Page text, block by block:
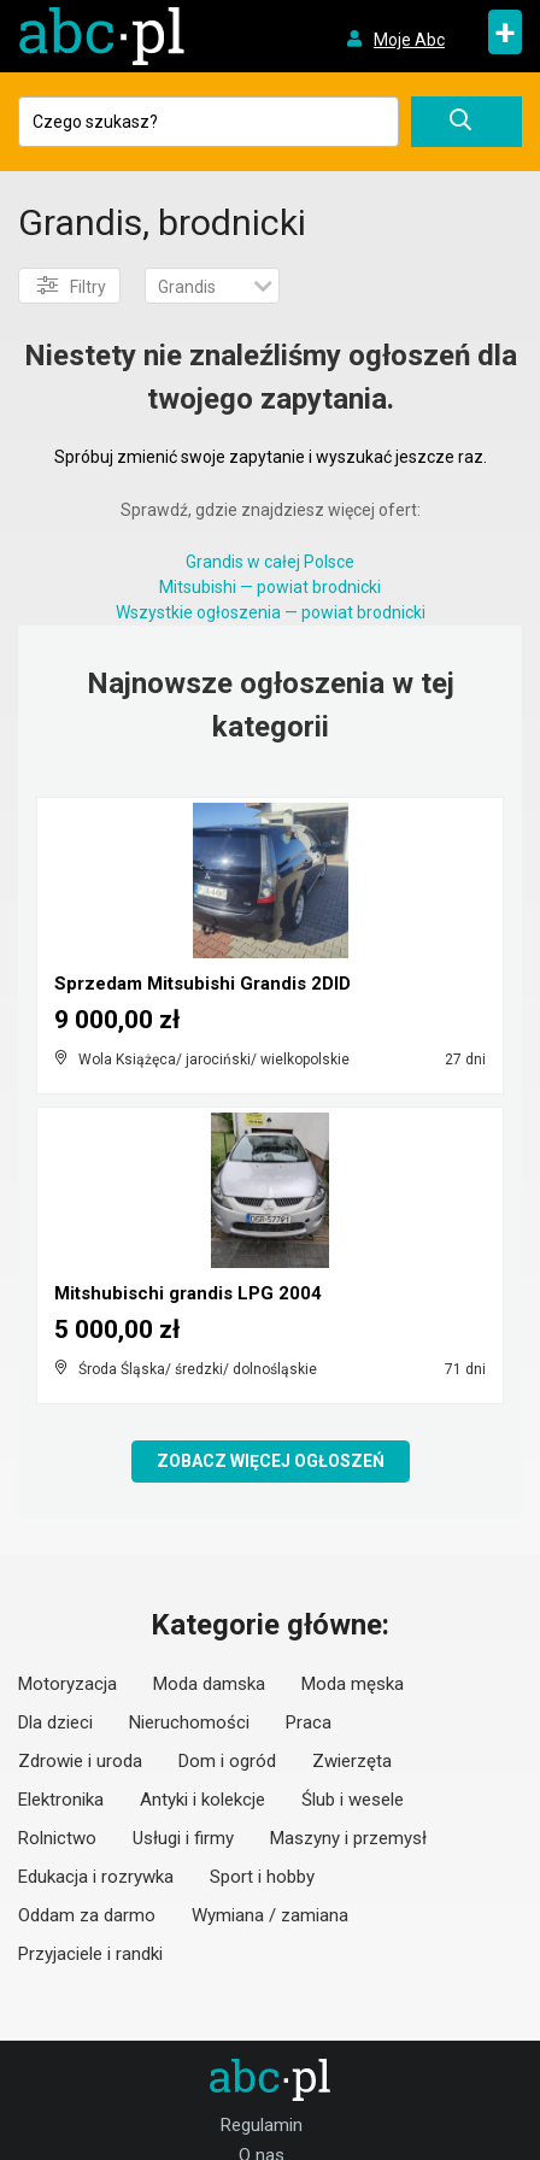
Moje Abc +
Grandis, brodnicki
Filtry Grandis
Niestety nie znaleźliśmy ogłoszeń dla
twojego zapytania.
Spróbuj zmienić swoje zapytanie i wyszukać jeszcze raz.
Sprawdź, gdzie znajdziesz więcej ofert:
Grandis w całej Polsce
Mitsubishi — powiat brodnicki
Wszystkie ogłoszenia — powiat brodnicki
Najnowsze ogłoszenia w tej
kategorii
Sprzedam Mitsubishi Grandis 2DID
Wola Książęca/ jarociński/ wielkopolskie 27 dni
9 000,00 zł
Mitshubischi grandis LPG 2004
Środa Śląska/ średzki/ dolnośląskie 71 dni
5 000,00 zł
ZOBACZ WIĘCEJ OGŁOSZEŃ
Kategorie główne:
Motoryzacja Moda damska
Moda męska
Dla dzieci
Nieruchomości
Praca
Zdrowie i uroda
Dom i ogród
Zwierzęta
Elektronika
Antyki i kolekcje
Ślub i wesele
Rolnictwo
Usługi i firmy
Maszyny i przemysł
Edukacja i rozrywka
Sport i hobby
Oddam za darmo
Wymiana / zamiana
Przyjaciele i randki
Regulamin
O nas